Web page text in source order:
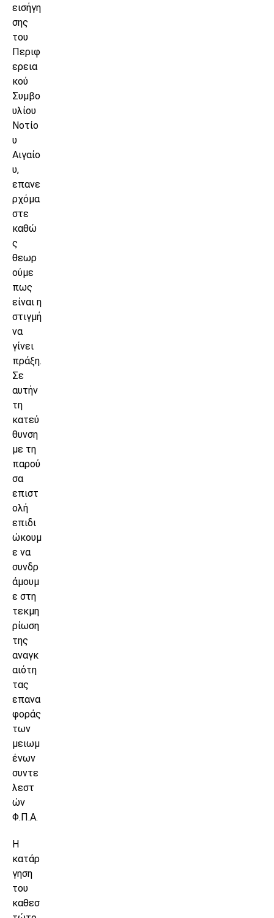
εισήγη
σης
του
Περιφ
ερεια
κού
Συμβο
υλίου
Νοτίο
υ
Αιγαίο
υ,
επανε
ρχόμα
στε
καθώ
ς
θεωρ
ούμε
πως
είναι η
στιγμή
να
γίνει
πράξη.
Σε
αυτήν
τη
κατεύ
θυνση
με τη
παρού
σα
επιστ
ολή
επιδι
ώκουμ
ε να
συνδρ
άμουμ
ε στη
τεκμη
ρίωση
της
αναγκ
αιότη
τας
επανα
φοράς
των
μειωμ
ένων
συντε
λεστ
ών
Φ.Π.Α.
Η
κατάρ
γηση
του
καθεσ